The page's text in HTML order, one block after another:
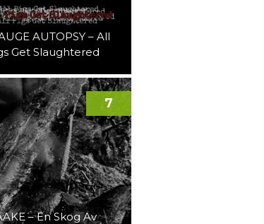
AUTOPSY – All
Get Slaughtered
– En Skog Av
7